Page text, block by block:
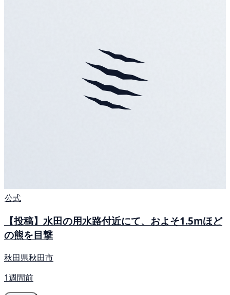
公式
【投稿】水田の用水路付近にて、およそ1.5mほど
の熊を目撃
秋田県秋田市
1週間前